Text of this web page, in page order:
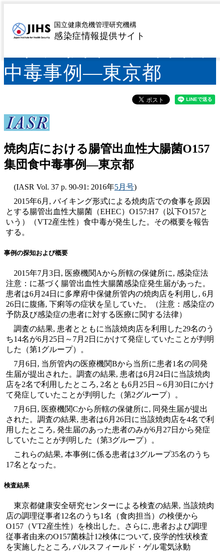
国立健康危機管理研究機構
感染症情報提供サイト
焼肉店における腸管出
中毒事例―東京都
焼肉店における腸管出血性大腸菌O157
集団食中毒事例―東京都
(IASR Vol. 37 p. 90-91: 2016年5月号)
2015年6月, バイキング形式による焼肉店での食事を原因
とする腸管出血性大腸菌（EHEC）O157:H7（以下O157と
いう）（VT2産生性）食中毒が発生した。その概要を報告
する。
事例の探知および概要
2015年7月3日, 医療機関Aから所轄の保健所に, 感染症法
注意：に基づく腸管出血性大腸菌感染症発生届があった。
患者は6月24日に多摩府中保健所管内の焼肉店を利用し, 6月
26日に腹痛, 下痢等の症状を呈していた。（注意：感染症の
予防及び感染症の患者に対する医療に関する法律）
調査の結果, 患者とともに当該焼肉店を利用した29名のう
ち14名が6月25日～7月2日にかけて発症していたことが判明
した（第1グループ）。
7月6日, 当所管内の医療機関Bから当所に患者1名の同発
生届が提出された。調査の結果, 患者は6月24日に当該焼肉
店を2名で利用したところ, 2名とも6月25日～6月30日にかけ
て発症していたことが判明した（第2グループ）。
7月6日, 医療機関Cから所轄の保健所に, 同発生届が提出
された。調査の結果, 患者は6月26日に当該焼肉店を4名で利
用したところ, 発生届のあった患者のみが6月27日から発症
していたことが判明した（第3グループ）。
これらの結果, 本事例に係る患者は3グループ35名のうち
17名となった。
検査結果
東京都健康安全研究センターによる検査の結果, 当該焼肉
店の調理従事者12名のうち1名（食肉担当）の検便から
O157（VT2産生性）を検出した。さらに, 患者および調理
従事者由来のO157菌株計12検体について, 疫学的性状検査
を実施したところ, パルスフィールド・ゲル電気泳動